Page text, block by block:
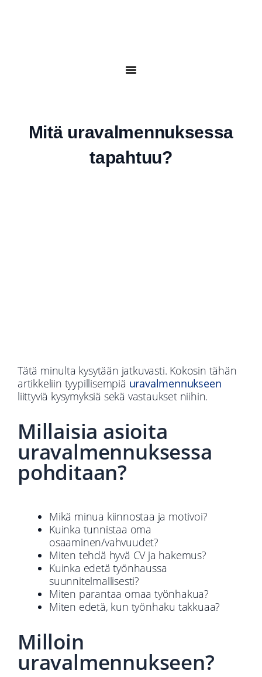
Mitä uravalmennuksessa
tapahtuu?
Tätä minulta kysytään jatkuvasti. Kokosin tähän
artikkeliin tyypillisempiä uravalmennukseen
liittyviä kysymyksiä sekä vastaukset niihin.
Millaisia asioita
uravalmennuksessa
pohditaan?
Mikä minua kiinnostaa ja motivoi?
Kuinka tunnistaa oma
osaaminen/vahvuudet?
Miten tehdä hyvä CV ja hakemus?
Kuinka edetä työnhaussa
suunnitelmallisesti?
Miten parantaa omaa työnhakua?
Miten edetä, kun työnhaku takkuaa?
Milloin
uravalmennukseen?